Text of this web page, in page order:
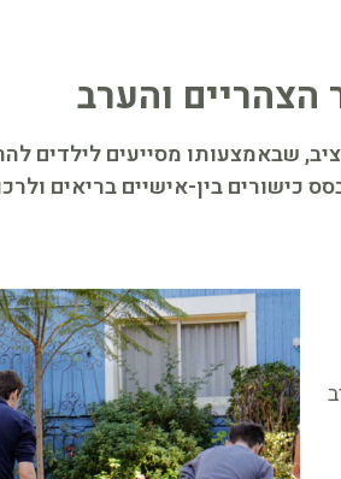
הצהריים והערב
שבאמצעותו מסייעים לילדים
כישורים בין-אישיים בריאים